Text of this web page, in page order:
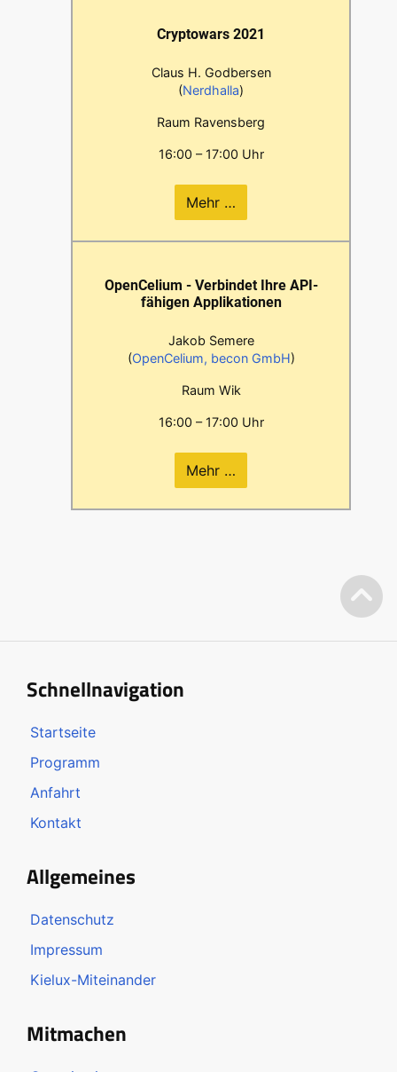
Cryptowars 2021
Claus H. Godbersen
(Nerdhalla)
Raum Ravensberg
16:00 – 17:00 Uhr
Mehr …
OpenCelium - Verbindet Ihre API-
fähigen Applikationen
Jakob Semere
(OpenCelium, becon GmbH)
Raum Wik
16:00 – 17:00 Uhr
Mehr …
Schnellnavigation
Startseite
Programm
Anfahrt
Kontakt
Allgemeines
Datenschutz
Impressum
Kielux-Miteinander
Mitmachen